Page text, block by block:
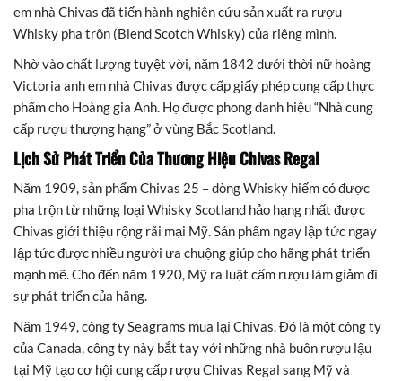
em nhà Chivas đã tiến hành nghiên cứu sản xuất ra rượu
Whisky pha trộn (Blend Scotch Whisky) của riêng mình.
Nhờ vào chất lượng tuyệt vời, năm 1842 dưới thời nữ hoàng
Victoria anh em nhà Chivas được cấp giấy phép cung cấp thực
phẩm cho Hoàng gia Anh. Họ được phong danh hiệu “Nhà cung
cấp rượu thượng hạng” ở vùng Bắc Scotland.
Lịch Sử Phát Triển Của Thương HiệuChivas Regal
Năm 1909, sản phẩm Chivas 25 – dòng Whisky hiếm có được
pha trộn từ những loại Whisky Scotland hảo hạng nhất được
Chivas giới thiệu rộng rãi mại Mỹ. Sản phẩm ngay lập tức ngay
lập tức được nhiều người ưa chuộng giúp cho hãng phát triển
mạnh mẽ. Cho đến năm 1920, Mỹ ra luật cấm rượu làm giảm đi
sự phát triển của hãng.
Năm 1949, công ty Seagrams mua lại Chivas. Đó là một công ty
của Canada, công ty này bắt tay với những nhà buôn rượu lậu
tại Mỹ tạo cơ hội cung cấp rượu Chivas Regal sang Mỹ và